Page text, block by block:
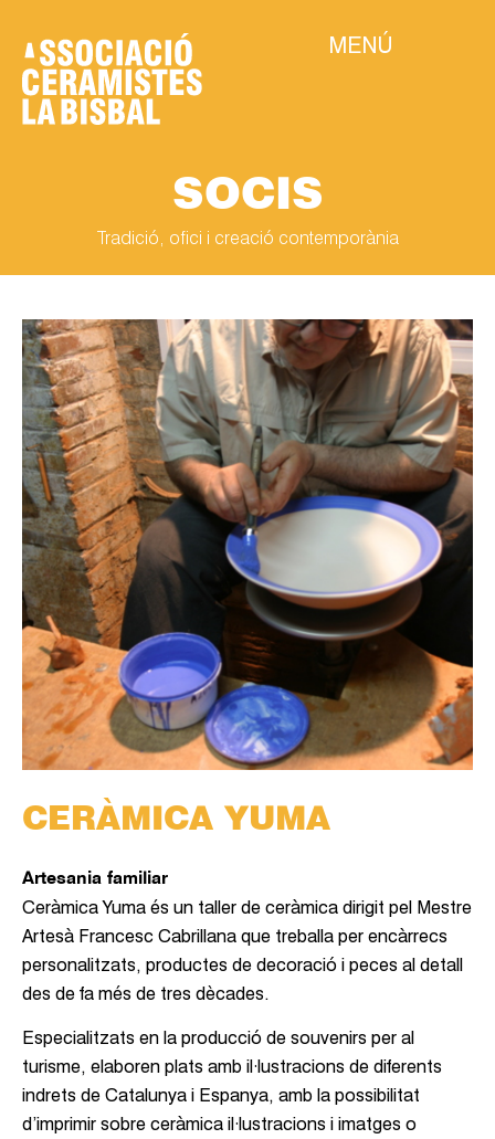
MENÚ
SOCIS
Tradició, ofici i creació contemporània
CERÀMICA YUMA
Artesania familiar
Ceràmica Yuma és un taller de ceràmica dirigit pel Mestre
Artesà Francesc Cabrillana que treballa per encàrrecs
personalitzats, productes de decoració i peces al detall
des de fa més de tres dècades.
Especialitzats en la producció de souvenirs per al
turisme, elaboren plats amb il·lustracions de diferents
indrets de Catalunya i Espanya, amb la possibilitat
d’imprimir sobre ceràmica il·lustracions i imatges o